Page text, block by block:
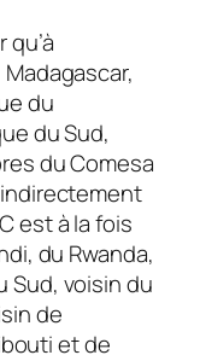
du
du Sud,
du Comesa
est à la fois
du Rwanda,
Sud, voisin du
de
et de